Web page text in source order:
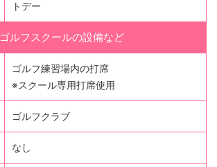
トデー
ゴルフスクールの設備など
ゴルフ練習場内の打席
※スクール専用打席使用
ゴルフクラブ
なし